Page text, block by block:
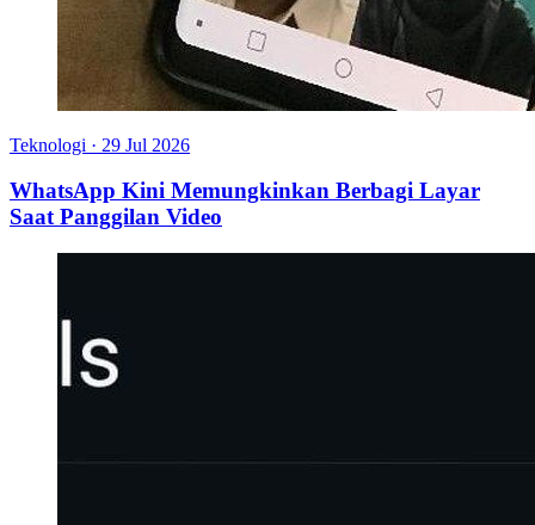
Teknologi · 29 Jul 2026
WhatsApp Kini Memungkinkan Berbagi Layar
Saat Panggilan Video